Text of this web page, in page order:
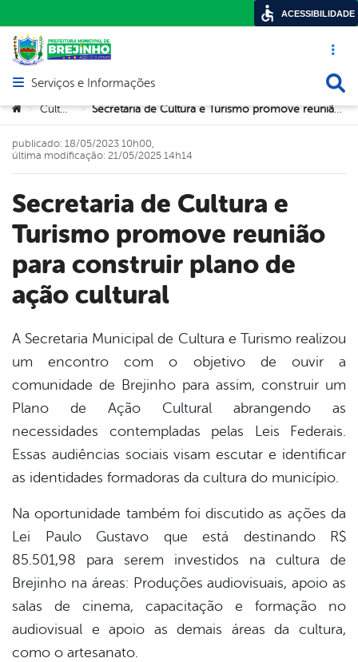
Acesso
Abrir menu principal de navegação
Serviços e Informações
Você está aqui:
> Cultura > Secretaria de Cultura e Turismo promove reunião para construir plano de ação cultural
Secretaria de Cultura e
Turismo promove reunião
para construir plano de
ação cultural
publicado: 18/05/2023 10h00,
última modificação: 21/05/2025 14h14
A Secretaria Municipal de Cultura e Turismo realizou
um encontro com o objetivo de ouvir a
comunidade de Brejinho para assim, construir um
Plano de Ação Cultural abrangendo as
necessidades contempladas pelas Leis Federais.
Essas audiências sociais visam escutar e identificar
as identidades formadoras da cultura do município.
Na oportunidade também foi discutido as ações da
Lei Paulo Gustavo que está destinando R$
85.501,98 para serem investidos na cultura de
Brejinho na áreas: Produções audiovisuais, apoio as
salas de cinema, capacitação e formação no
audiovisual e apoio as demais áreas da cultura,
como o artesanato.
ACESSIBILIDADE